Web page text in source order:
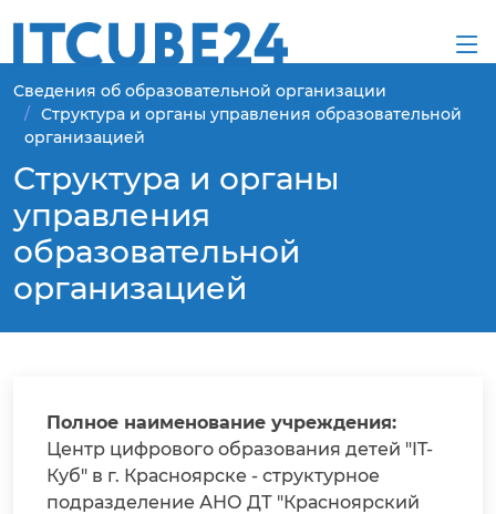
Сведения об образовательной организации
Структура и органы управления образовательной
организацией
Структура и органы
управления
образовательной
организацией
Полное наименование учреждения:
Центр цифрового образования детей "IT-
Куб" в г. Красноярске - структурное
подразделение АНО ДТ "Красноярский